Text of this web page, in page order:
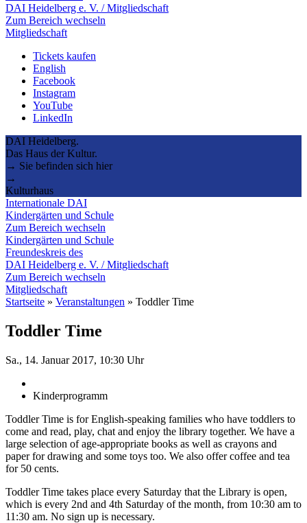
DAI Heidelberg e. V. / Mitgliedschaft
Zum Bereich wechseln
Mitgliedschaft
Tickets kaufen
English
Facebook
Instagram
YouTube
LinkedIn
DAI Heidelberg.
Das Haus der Kultur.
→ Sie befinden sich hier
→
Kulturhaus
Internationale DAI
Kindergärten und Schule
Zum Bereich wechseln
Kindergärten und Schule
Freundeskreis des
DAI Heidelberg e. V. / Mitgliedschaft
Zum Bereich wechseln
Mitgliedschaft
Startseite » Veranstaltungen » Toddler Time
Toddler Time
Sa., 14. Januar 2017, 10:30 Uhr
Kinderprogramm
Toddler Time is for English-speaking families who have toddlers to
come and read, play, chat and enjoy the library together. We have a
large selection of age-appropriate books as well as crayons and
paper for drawing and some toys too. We also offer coffee and tea
for 50 cents.
Toddler Time takes place every Saturday that the Library is open,
which is every 2nd and 4th Saturday of the month, from 10:30 am to
11:30 am. No sign up is necessary.